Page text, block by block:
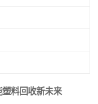
料回收新未来